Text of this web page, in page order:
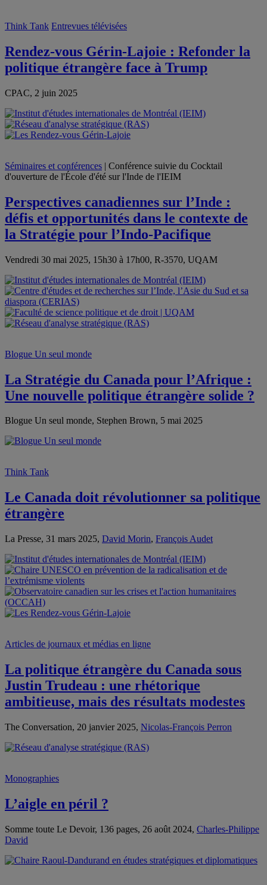
Think Tank Entrevues télévisées
Rendez-vous Gérin-Lajoie : Refonder la
politique étrangère face à Trump
CPAC, 2 juin 2025
Séminaires et conférences | Conférence suivie du Cocktail
d'ouverture de l'École d'été sur l'Inde de l'IEIM
Perspectives canadiennes sur l’Inde :
défis et opportunités dans le contexte de
la Stratégie pour l’Indo-Pacifique
Vendredi 30 mai 2025, 15h30 à 17h00, R-3570, UQAM
Blogue Un seul monde
La Stratégie du Canada pour l’Afrique :
Une nouvelle politique étrangère solide ?
Blogue Un seul monde, Stephen Brown, 5 mai 2025
Think Tank
Le Canada doit révolutionner sa politique
étrangère
La Presse, 31 mars 2025, David Morin, François Audet
Articles de journaux et médias en ligne
La politique étrangère du Canada sous
Justin Trudeau : une rhétorique
ambitieuse, mais des résultats modestes
The Conversation, 20 janvier 2025, Nicolas-François Perron
Monographies
L’aigle en péril ?
Somme toute Le Devoir, 136 pages, 26 août 2024, Charles-Philippe
David